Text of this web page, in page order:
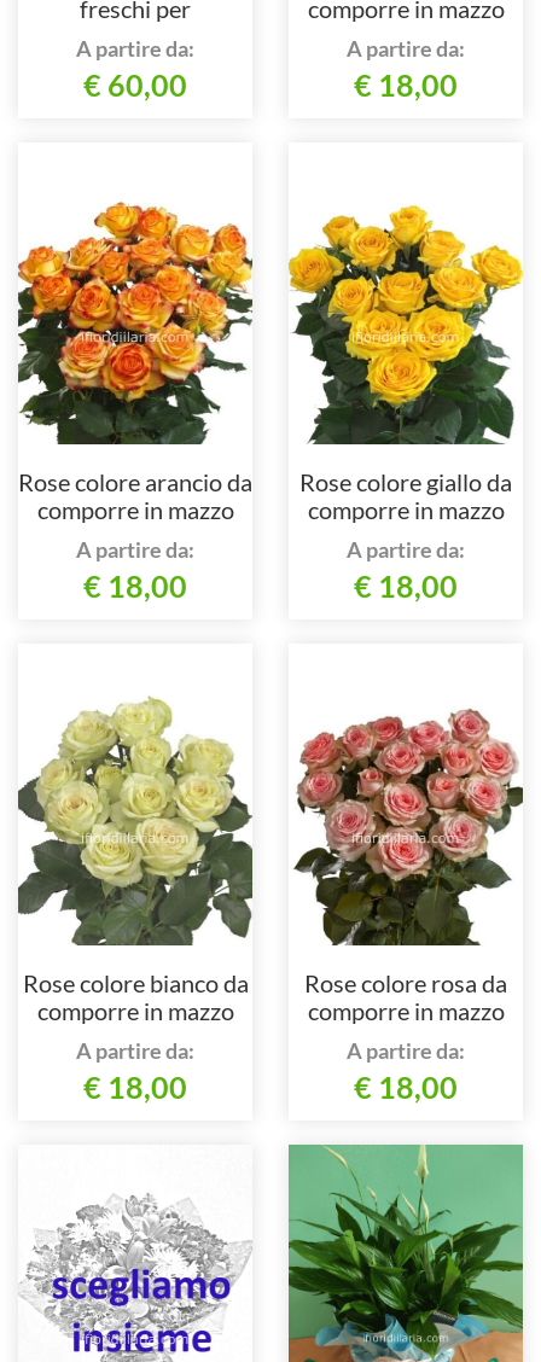
freschi per
centrotavola.
A partire da:
€ 60,00
comporre in mazzo
per numero di steli.
A partire da:
€ 18,00
Rose colore arancio da
comporre in mazzo
per numero di steli.
A partire da:
€ 18,00
Rose colore giallo da
comporre in mazzo
per numero di steli.
A partire da:
€ 18,00
Rose colore bianco da
comporre in mazzo
per numero di steli.
A partire da:
€ 18,00
Rose colore rosa da
comporre in mazzo
per numero di steli.
A partire da:
€ 18,00